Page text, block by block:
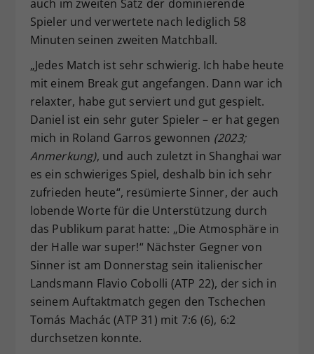
auch im zweiten Satz der dominierende
Spieler und verwertete nach lediglich 58
Minuten seinen zweiten Matchball.
„Jedes Match ist sehr schwierig. Ich habe heute
mit einem Break gut angefangen. Dann war ich
relaxter, habe gut serviert und gut gespielt.
Daniel ist ein sehr guter Spieler – er hat gegen
mich in Roland Garros gewonnen (2023;
Anmerkung), und auch zuletzt in Shanghai war
es ein schwieriges Spiel, deshalb bin ich sehr
zufrieden heute“, resümierte Sinner, der auch
lobende Worte für die Unterstützung durch
das Publikum parat hatte: „Die Atmosphäre in
der Halle war super!“ Nächster Gegner von
Sinner ist am Donnerstag sein italienischer
Landsmann Flavio Cobolli (ATP 22), der sich in
seinem Auftaktmatch gegen den Tschechen
Tomás Machác (ATP 31) mit 7:6 (6), 6:2
durchsetzen konnte.